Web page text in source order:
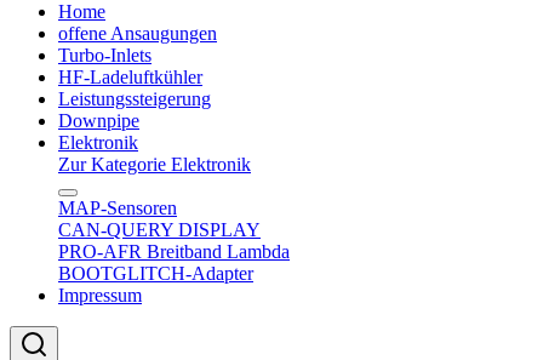
Home
offene Ansaugungen
Turbo-Inlets
HF-Ladeluftkühler
Leistungssteigerung
Downpipe
Elektronik
Zur Kategorie Elektronik
MAP-Sensoren
CAN-QUERY DISPLAY
PRO-AFR Breitband Lambda
BOOTGLITCH-Adapter
Impressum